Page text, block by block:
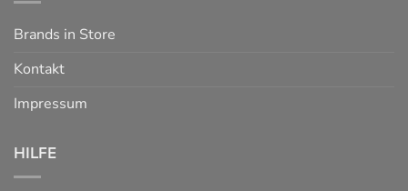
Brands in Store
Kontakt
Impressum
HILFE